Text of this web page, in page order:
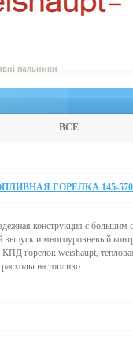
пальники
ВСЕ
ГОРЕЛКА 145-
конструкция с
и многоуровневый
горелок weishaupt,
на топливо.